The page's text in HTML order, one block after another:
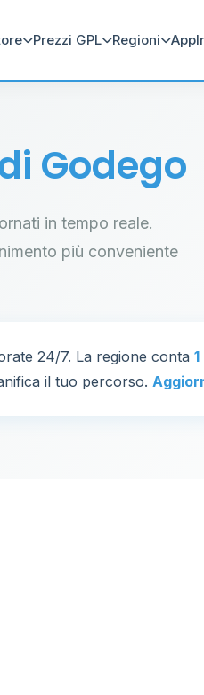
Prezzi GPL Regioni App
Godego
in tempo reale.
più conveniente
24/7. La regione conta
il tuo percorso.